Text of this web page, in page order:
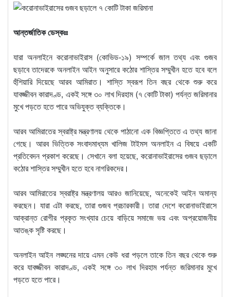
আন্তর্জাতিক ডেস্কঃঃ
যারা অনলাইনে করোনাভাইরাস (কোভিড-১৯) সম্পর্কে জাল তথ্য এবং গুজব
ছড়াবে তাদেরকে অনলাইন আইন অনুসারে কঠোর শাস্তির সম্মুখীন হতে হবে বলে
হুঁশিয়ারি দিয়েছে আরব আমিরাত। শাস্তি স্বরূপ তিন বছর থেকে শুরু করে
যাবজ্জীবন কারাদণ্ড, একই সঙ্গে ৩০ লাখ দিরহাম (৭ কোটি টাকা) পর্যন্ত জরিমানার
মুখে পড়তে হতে পারে অভিযুক্ত ব্যক্তিকে।
আরব আমিরাতের স্বরাষ্ট্র মন্ত্রণালয় থেকে পাঠানো এক বিজ্ঞপ্তিতে এ তথ্য জানা
গেছে। আরব ভিত্তিক সংবাদমাধ্যম খালিজ টাইমস অনলাইন এ বিষয়ে একটি
প্রতিবেদন প্রকাশ করেছে। সেখানে বলা হয়েছে, করোনাভাইরাসের গুজব ছড়ালে
কঠোর শাস্তির সম্মুখীন হতে হবে নাগরিকদের।
আরব আমিরাতের স্বরাষ্ট্র মন্ত্রণালয় আরও জানিয়েছে, অনেকেই আইন অমান্য
করছেন। যারা এটা করছে, তারা গুজব প্রচারকারী। তারা দেশে করোনাভাইরাসে
আক্রান্ত রোগীর প্রকৃত সংখ্যার চেয়ে বাড়িয়ে সমাজে ভয় এবং অপ্রয়োজনীয়
আতঙ্ক সৃষ্টি করছে।
অনলাইন আইন লঙ্ঘনের দায়ে এমন কেউ ধরা পড়লে তাকে তিন বছর থেকে শুরু
করে যাবজ্জীবন কারাদণ্ড, একই সঙ্গে ৩০ লাখ দিরহাম পর্যন্ত জরিমানার মুখে
পড়তে হতে পারে।